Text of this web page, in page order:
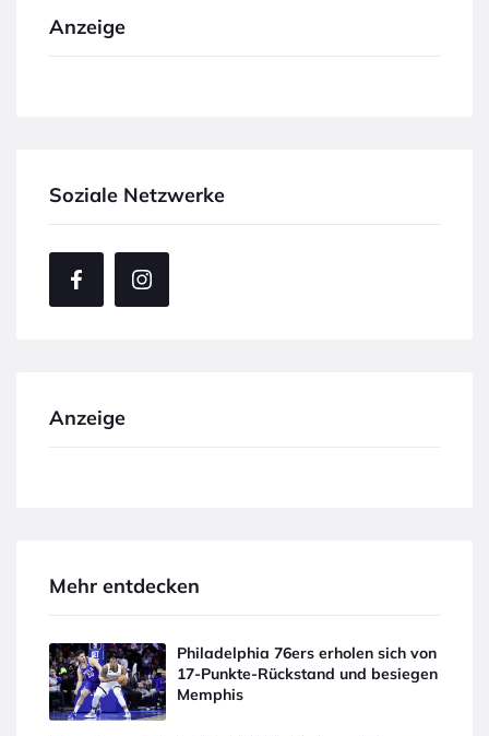
Anzeige
Soziale Netzwerke
Anzeige
Mehr entdecken
Philadelphia 76ers erholen sich von
17-Punkte-Rückstand und besiegen
Memphis